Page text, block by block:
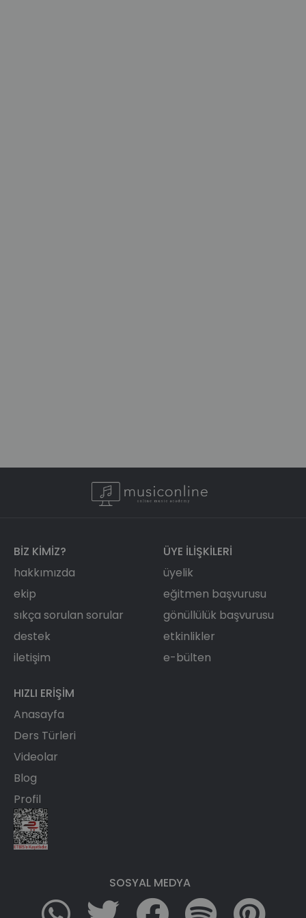
BIZ KIMIZ?
hakkımızda
ekip
sıkça sorulan sorular
destek
iletişim
ÜYE ILIŞKILERI
üyelik
eğitmen başvurusu
gönüllülük başvurusu
etkinlikler
e-bülten
HIZLI ERIŞIM
Anasayfa
Ders Türleri
Videolar
Blog
Profil
SOSYAL MEDYA